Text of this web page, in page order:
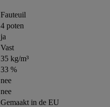
Fauteuil
4 poten
ja
Vast
35 kg/m³
33 %
nee
nee
Gemaakt in de EU